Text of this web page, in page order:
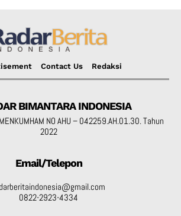
Contact Us Redaksi
BIMANTARA INDONESIA
NO AHU – 042259.AH.01.30. Tahun
2022
Email/Telepon
0822-2923-4334